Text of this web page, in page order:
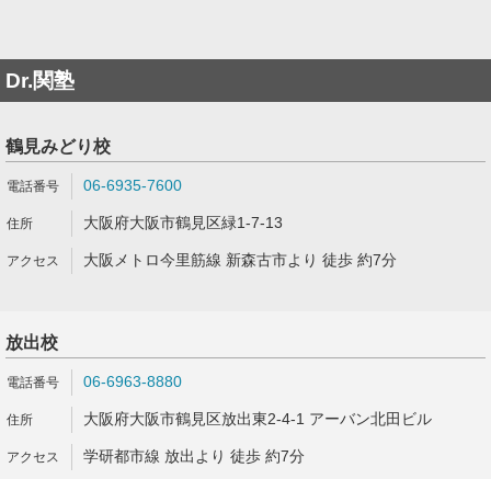
Dr.関塾
鶴見みどり校
06-6935-7600
大阪府大阪市鶴見区緑1-7-13
大阪メトロ今里筋線 新森古市より 徒歩 約7分
放出校
06-6963-8880
大阪府大阪市鶴見区放出東2-4-1 アーバン北田ビル
学研都市線 放出より 徒歩 約7分